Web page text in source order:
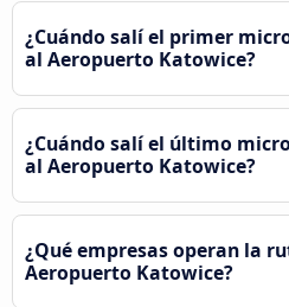
¿Cuándo salí el primer
al Aeropuerto Katowice?
¿Cuándo salí el último
al Aeropuerto Katowice?
¿Qué empresas operan la
Aeropuerto Katowice?